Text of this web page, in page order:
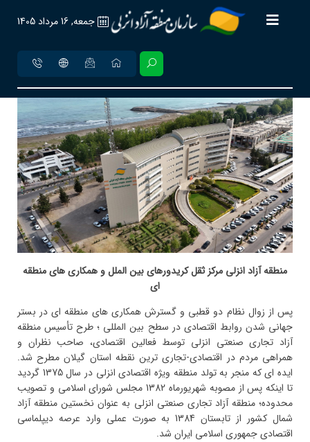
جمعه, 16 مرداد 1405
منطقه آزاد انزلی مرکز ثقل کریدورهای بین الملل و همکاری های منطقه
ای
پس از زوال نظام دو قطبی و گسترش همکاری های منطقه ای در بستر
جهانی شدن روابط اقتصادی در سطح بین المللی ؛ طرح تأسیس منطقه
آزاد تجاری صنعتی انزلی توسط فعالین اقتصادی، صاحب نظران و
همراهی مردم در اقتصادی-تجاری ترین نقطه استان گیلان مطرح شد.
ایده ای که منجر به تولد منطقه ویژه اقتصادی انزلی در سال 1375 گردید
تا اینکه پس از مصوبه شهریورماه 1382 مجلس شورای اسلامی و تصویب
محدوده؛ منطقه آزاد تجاری صنعتی انزلی به عنوان نخستین منطقه آزاد
شمال کشور از تابستان 1384 به صورت عملی وارد عرصه دیپلماسی
اقتصادی جمهوری اسلامی ایران شد.